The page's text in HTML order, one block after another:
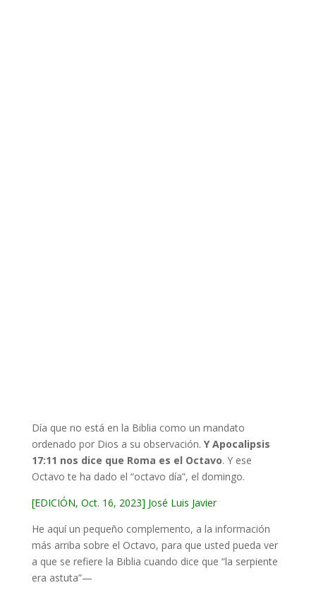
Día que no está en la Biblia como un mandato
ordenado por Dios a su observación. Y Apocalipsis
17:11 nos dice que Roma es el Octavo. Y ese
Octavo te ha dado el “octavo día”, el domingo.
[EDICIÓN, Oct. 16, 2023] José Luis Javier
He aquí un pequeño complemento, a la información
más arriba sobre el Octavo, para que usted pueda ver
a que se refiere la Biblia cuando dice que “la serpiente
era astuta”—